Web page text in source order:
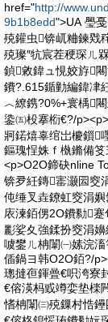
href="http://
9b1b8edd">UA 璺
殑鑵虫锛屼粬鍊戣
殑璨″牨宸茬稉琛ㄦ
鍞敹鍏ュ悓姣斿
鐨?.615鍎勭編鍏冿
︿繚鎸?0%+寰楀
鍌㈤杸搴椼€?/
牁鍩熺辜绾岀櫦鎻
鏂瑰悜姝ｆ槸鏅備
<p>O2O鍗砄nline
锛夛紝鏄寚灏囩窔
伅缍叉垚鐐虹窔涓
庡湅銆侽2O鐨勬
彲娑夊強鍒扮窔涓
噳鐢ㄦ柟闈㈠嫊浣
偛鍋ヨ韩O2O銆?/
璁撻亱鍕曡€呮洿寮
€傛渶杩戜竴娈垫檪
愭柟闈㈢殑鏁村悎